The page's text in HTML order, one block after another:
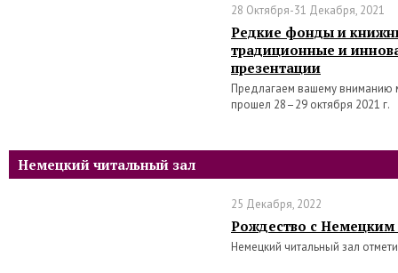
28 Октября-31 Декабря, 2021
Редкие фонды и
традиционные и
презентации
Предлагаем вашему вниманию
прошел 28–29 октября 2021 г.
Немецкий читальный зал
25 Декабря, 2022
Рождество с Немецким
Немецкий читальный зал